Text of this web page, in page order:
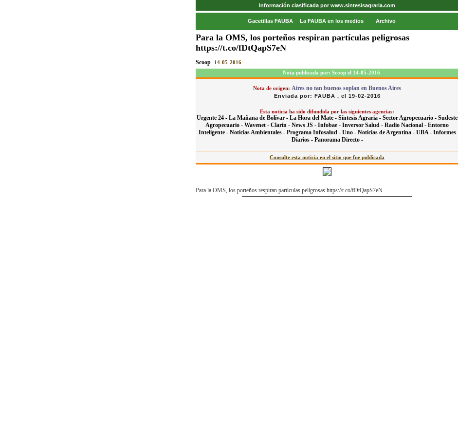
Información clasificada por www.sintesisagraria.com
Gacetillas FAUBA La FAUBA en los medios Archivo
Para la OMS, los porteños respiran partículas peligrosas
https://t.co/fDtQapS7eN
Scoop- 14-05-2016 -
Nota publicada por: Scoop el 14-05-2016
Nota de origen: Aires no tan buenos soplan en Buenos Aires
Enviada por: FAUBA , el 19-02-2016
Esta noticia ha sido difundida por las siguientes agencias:
Urgente 24 - La Mañana de Bolívar - La Hora del Mate - Síntesis Agraria - Sector Agropecuario - Sudeste
Agropecuario - Wavenet - Clarín - News JS - Infobae - Inversor Salud - Radio Nacional - Entorno
Inteligente - Noticias Ambientales - Programa Infosalud - Uno - Noticias de Argentina - UBA - Informes
Diarios - Panorama Directo -
Consulte esta noticia en el sitio que fue publicada
Para la OMS, los porteños respiran partículas peligrosas https://t.co/fDtQapS7eN